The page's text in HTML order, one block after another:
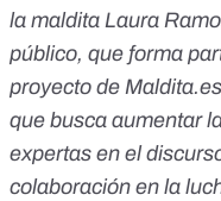
la maldita Laura
público, que forma
proyecto de
que busca aumentar
expertas en el
colaboración en la